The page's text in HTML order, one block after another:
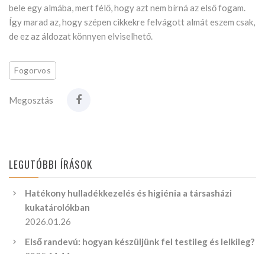
bele egy almába, mert félő, hogy azt nem bírná az első fogam.
Így marad az, hogy szépen cikkekre felvágott almát eszem csak,
de ez az áldozat könnyen elviselhető.
Fogorvos
Megosztás
LEGUTÓBBI ÍRÁSOK
Hatékony hulladékkezelés és higiénia a társasházi
kukatárolókban
2026.01.26
Első randevú: hogyan készüljünk fel testileg és lelkileg?